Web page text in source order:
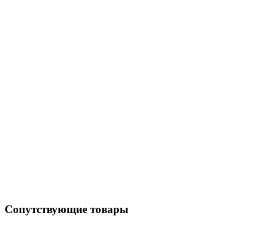
Сопутствующие товары